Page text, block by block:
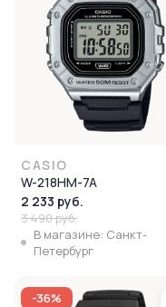
CASIO
W-218HM-7A
2 233 руб.
3 490 руб.
В магазине: Санкт-
Петербург
-36%